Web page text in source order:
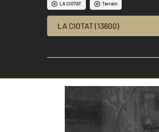
LA CIOTAT Terrain
LA CIOTAT (13600)